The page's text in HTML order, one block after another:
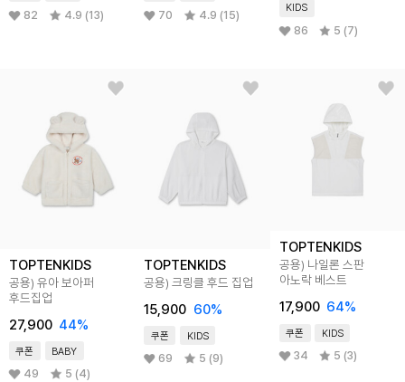
82 4.9 (13) 70 4.9 (15)
KIDS
86 5 (7)
TOPTENKIDS
공용) 유아 보아퍼
후드집업
27,900 44%
쿠폰 BABY
49 5 (4)
TOPTENKIDS
공용) 크링클 후드 집업
15,900 60%
쿠폰 KIDS
69 5 (9)
TOPTENKIDS
공용) 나일론 스판
아노락 베스트
17,900 64%
쿠폰 KIDS
34 5 (3)